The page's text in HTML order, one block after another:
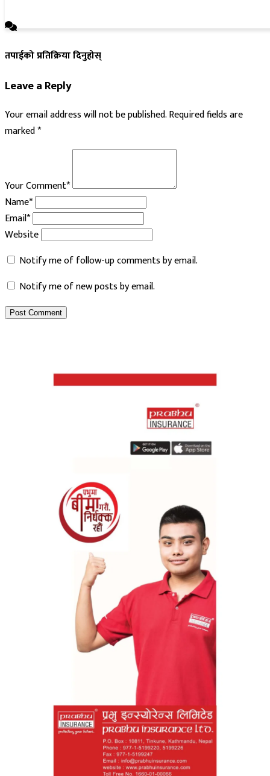
तपाईको प्रतिक्रिया दिनुहोस्
Leave a Reply
Your email address will not be published.Required fields are
marked*
Your Comment*
Name*
Email*
Website
Notify me of follow-up comments by email.
Notify me of new posts by email.